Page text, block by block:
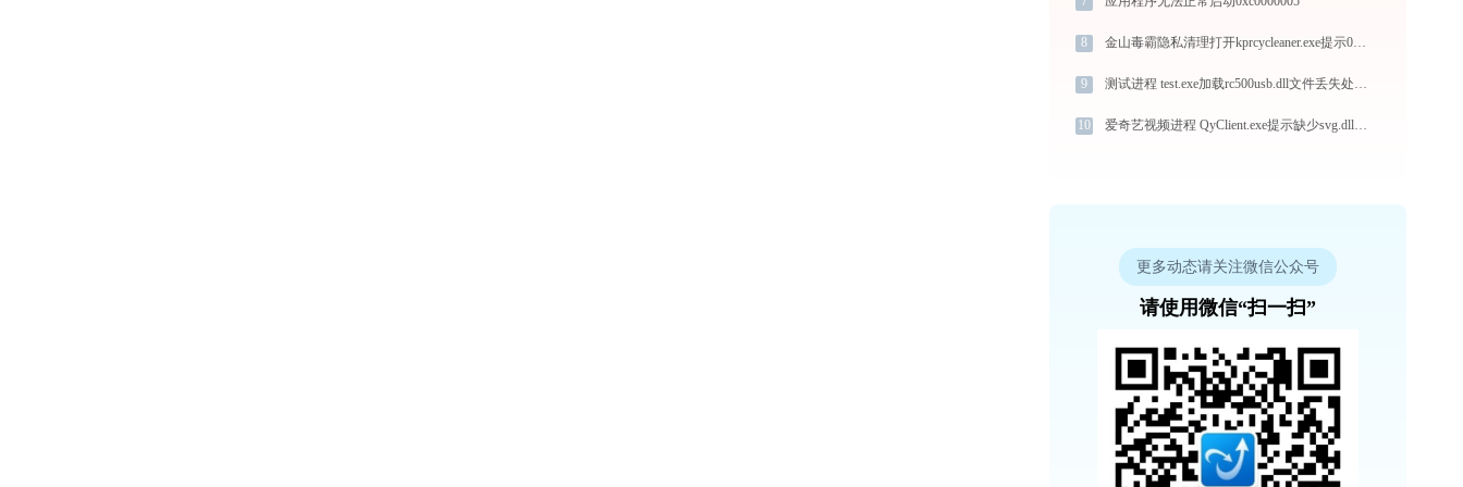
8 金山毒霸隐私清理打开kprcycleaner.exe提示0xc0000017错误码怎么办
9 测试进程 test.exe加载rc500usb.dll文件丢失处理办法
10 爱奇艺视频进程 QyClient.exe提示缺少svg.dll文件的解决办法
更多动态请关注微信公众号
请使用微信“扫一扫”